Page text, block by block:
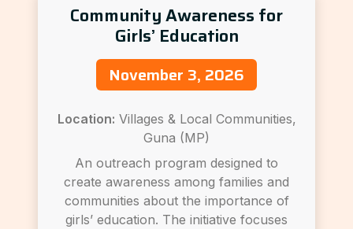
Community Awareness for
Girls’ Education
November 3, 2026
Location: Villages & Local Communities,
Guna (MP)
An outreach program designed to
create awareness among families and
communities about the importance of
girls’ education. The initiative focuses